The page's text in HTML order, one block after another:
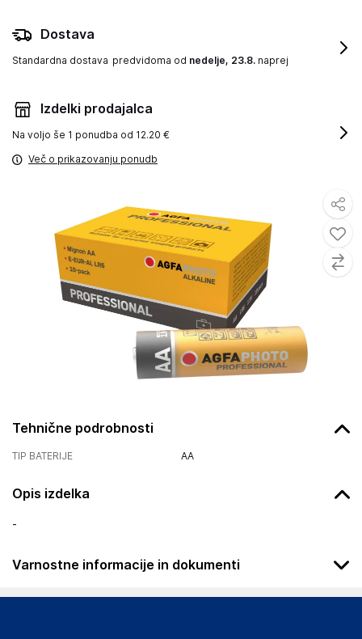
Tehnične podrobnosti
TIP BATERIJE AA
Opis izdelka
-
Varnostne informacije in dokumenti
Podatki o proizvajalcu
Dostava
Standardna dostava predvidoma od nedelje, 23.8. naprej
Izdelki prodajalca
Na voljo še 1 ponudba od 12.20 €
Več o prikazovanju ponudb